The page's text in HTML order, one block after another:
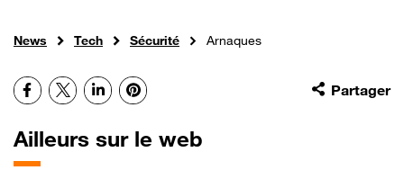
News Tech Sécurité Arnaques
Partager
Facebook
X LinkedInPinterest
Ailleurs sur le web